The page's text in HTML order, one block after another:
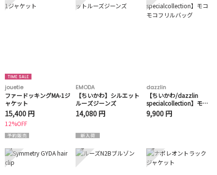
jouetie
ファードッキングMA-1ジ
ャケット
15,400 円
12%OFF
EMODA
【ちいかわ】シルエット
ルーズジーンズ
14,080 円
dazzlin
【ちいかわ/dazzlin
specialcollection】モコ
モコフリルバッグ
9,900 円
7 8 9